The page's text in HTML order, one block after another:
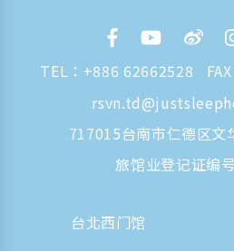
TEL： +886 62662528
717015台南市仁德区文
旅馆业登记证编
台北西门馆